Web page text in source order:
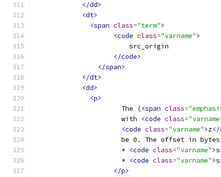
</dd>
<dt>
<span class="term">
<code class="varname">
                        src_origin
</code>
</span>
</dt>
<dd>
<p>
                      The (
<span class=
                      with
<code class=
<code class="varname">z</
be 0. The offset in
                      *
<code class="varname">
                      *
<code class="varname">
</p>